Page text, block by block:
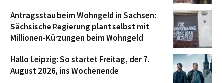
Antragsstau beim Wohngeld in Sachsen:
Sächsische Regierung plant selbst mit
Millionen-Kürzungen beim Wohngeld
Hallo Leipzig: So startet Freitag, der 7.
August 2026, ins Wochenende